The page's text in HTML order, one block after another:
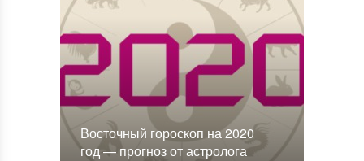
Восточный гороскоп на 2020
год — прогноз от астролога